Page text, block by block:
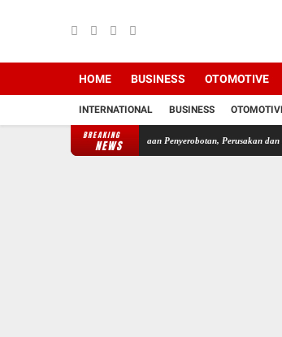
HOME BUSINESS OTOMOTIVE
INTERNATIONAL BUSINESS
BREAKING
NEWS
Pasca Muncul Dugaan Penyerobotan, Perusakan dan Pencurian